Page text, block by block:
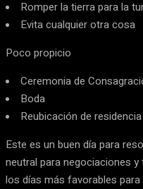
Romper la tierra para la
Evita cualquier otra cosa
Poco propicio
Ceremonia de
Boda
Reubicación de residencia
Este es un buen día para
neutral para negociaciones
los días más favorables